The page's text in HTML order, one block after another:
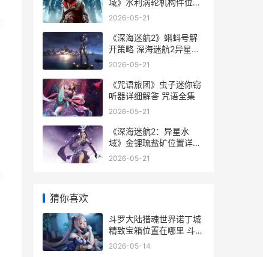
域》水利涡轮机构件位置
详细解答 深海迷航2下载
2026-05-21
《深海迷航2》蝌蚪号解
开策略 深海迷航2异星水
域
2026-05-21
《咒语旅团》虫子迷你窃
听器详细解答 咒语全集
2026-05-21
《深海迷航2：异星水
域》金锂琉盐矿位置详细
解答 深海迷航2什么时候
2026-05-21
猜你喜欢
斗罗大陆猎魂世界诺丁城
精致宝箱位置在哪里 斗罗
大陆猎魂世界BT服
2026-05-14